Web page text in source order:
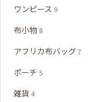
ワンピース 9
布小物 8
アフリカ布バッグ7
ポーチ 5
雑貨4